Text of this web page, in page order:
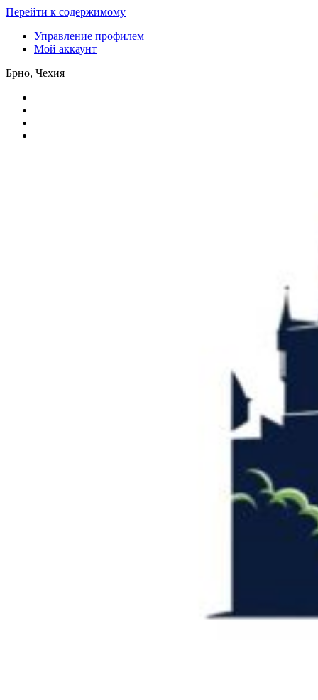
Перейти к содержимому
Управление профилем
Мой аккаунт
Брно, Чехия